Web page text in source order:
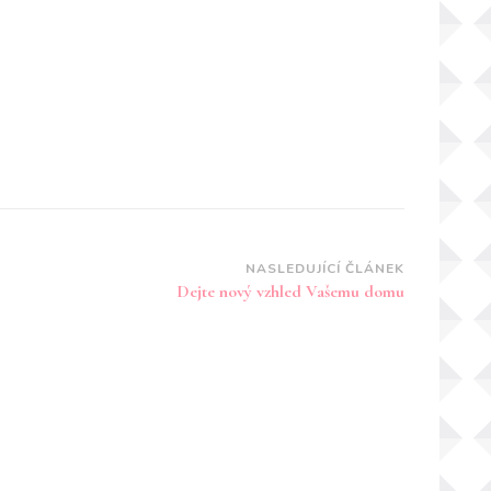
NASLEDUJÍCÍ ČLÁNEK
Dejte nový vzhled Vašemu domu